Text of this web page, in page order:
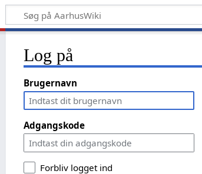
Log på
Brugernavn
Adgangskode
Forbliv logget ind